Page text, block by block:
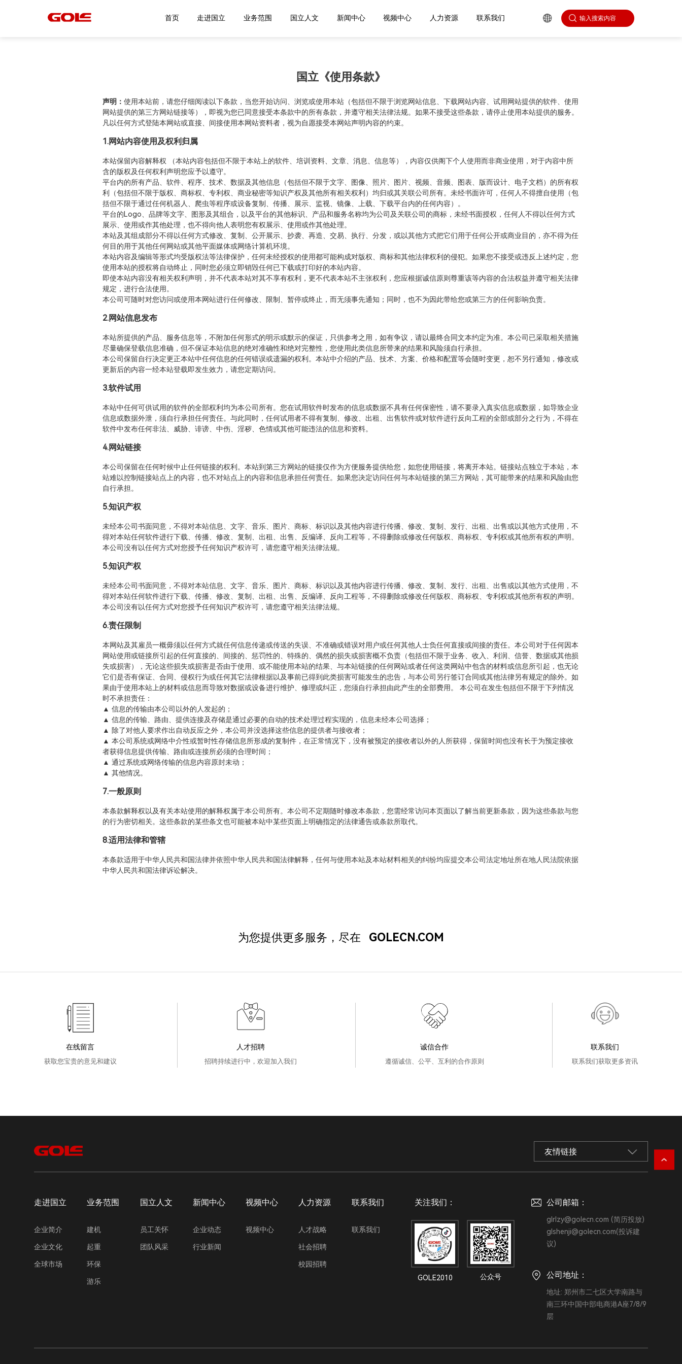
首页 走进国立 业务范围 国立人文 新闻中心 视频中心 人力资源 联系我们
国立《使用条款》
声明： 使用本站前，请您仔细阅读以下条款，当您开始访问、浏览或使用本站（包括但不限于浏览网站信息、下载网站内容、试用网站提供的软件、使用
网站提供的第三方网站链接等），即视为您已同意接受本条款中的所有条款，并遵守相关法律法规。如果不接受这些条款，请停止使用本站提供的服务。
凡以任何方式登陆本网站或直接、间接使用本网站资料者，视为自愿接受本网站声明内容的约束。
1.网站内容使用及权利归属
本站保留内容解释权 （本站内容包括但不限于本站上的软件、培训资料、文章、消息、信息等），内容仅供阁下个人使用而非商业使用，对于内容中所
含的版权及任何权利声明您应予以遵守。
平台内的所有产品、软件、程序、技术、数据及其他信息（包括但不限于文字、图像、照片、图片、视频、音频、图表、版而设计、电子文档）的所有权
利（包括但不限于版权、商标权、专利权、商业秘密等知识产权及其他所有相关权利）均归或其关联公司所有。未经书面许可，任何人不得擅自使用（包
括但不限于通过任何机器人、爬虫等程序或设备复制、传播、展示、监视、镜像、上载、下载平台内的任何内容）。
平台的Logo、品牌等文字、图形及其组合，以及平台的其他标识、产品和服务名称均为公司及关联公司的商标，未经书面授权，任何人不得以任何方式
展示、使用或作其他处理，也不得向他人表明您有权展示、使用或作其他处理。
本站及其组成部分不得以任何方式修改、复制、公开展示、抄袭、再造、交易、执行、分发，或以其他方式把它们用于任何公开或商业目的，亦不得为任
何目的用于其他任何网站或其他平面媒体或网络计算机环境。
本站内容及编辑等形式均受版权法等法律保护，任何未经授权的使用都可能构成对版权、商标和其他法律权利的侵犯。如果您不接受或违反上述约定，您
使用本站的授权将自动终止，同时您必须立即销毁任何已下载或打印好的本站内容。
即使本站内容没有相关权利声明，并不代表本站对其不享有权利，更不代表本站不主张权利，您应根据诚信原则尊重该等内容的合法权益并遵守相关法律
规定，进行合法使用。
本公司可随时对您访问或使用本网站进行任何修改、限制、暂停或终止，而无须事先通知；同时，也不为因此带给您或第三方的任何影响负责。
2.网站信息发布
本站所提供的产品、服务信息等，不附加任何形式的明示或默示的保证，只供参考之用，如有争议，请以最终合同文本约定为准。本公司已采取相关措施
尽量确保登载信息准确，但不保证本站信息的绝对准确性和绝对完整性，您使用此类信息所带来的结果和风险须自行承担。
本公司保留自行决定更正本站中任何信息的任何错误或遗漏的权利。本站中介绍的产品、技术、方案、价格和配置等会随时变更，恕不另行通知，修改或
更新后的内容一经本站登载即发生效力，请您定期访问。
3.软件试用
本站中任何可供试用的软件的全部权利均为本公司所有。您在试用软件时发布的信息或数据不具有任何保密性，请不要录入真实信息或数据，如导致企业
信息或数据外泄，须自行承担任何责任。与此同时，任何试用者不得有复制、修改、出租、出售软件或对软件进行反向工程的全部或部分之行为，不得在
软件中发布任何非法、威胁、诽谤、中伤、淫秽、色情或其他可能违法的信息和资料。
4.网站链接
本公司保留在任何时候中止任何链接的权利。本站到第三方网站的链接仅作为方便服务提供给您，如您使用链接，将离开本站。链接站点独立于本站，本
站难以控制链接站点上的内容，也不对站点上的内容和信息承担任何责任。如果您决定访问任何与本站链接的第三方网站，其可能带来的结果和风险由您
自行承担。
5.知识产权
未经本公司书面同意，不得对本站信息、文字、音乐、图片、商标、标识以及其他内容进行传播、修改、复制、发行、出租、出售或以其他方式使用，不
得对本站任何软件进行下载、传播、修改、复制、出租、出售、反编译、反向工程等，不得删除或修改任何版权、商标权、专利权或其他所有权的声明。
本公司没有以任何方式对您授予任何知识产权许可，请您遵守相关法律法规。
5.知识产权
未经本公司书面同意，不得对本站信息、文字、音乐、图片、商标、标识以及其他内容进行传播、修改、复制、发行、出租、出售或以其他方式使用，不
得对本站任何软件进行下载、传播、修改、复制、出租、出售、反编译、反向工程等，不得删除或修改任何版权、商标权、专利权或其他所有权的声明。
本公司没有以任何方式对您授予任何知识产权许可，请您遵守相关法律法规。
6.责任限制
本网站及其雇员一概毋须以任何方式就任何信息传递或传送的失误、不准确或错误对用户或任何其他人士负任何直接或间接的责任。本公司对于任何因本
网站使用或链接所引起的任何直接的、间接的、惩罚性的、特殊的、偶然的损失或损害概不负责（包括但不限于业务、收入、利润、信誉、数据或其他损
失或损害），无论这些损失或损害是否由于使用、或不能使用本站的结果、与本站链接的任何网站或者任何这类网站中包含的材料或信息所引起，也无论
它们是否有保证、合同、侵权行为或任何其它法律根据以及事前已得到此类损害可能发生的忠告，与本公司另行签订合同或其他法律另有规定的除外。如
果由于使用本站上的材料或信息而导致对数据或设备进行维护、修理或纠正，您须自行承担由此产生的全部费用。 本公司在发生包括但不限于下列情况
时不承担责任：
▲ 信息的传输由本公司以外的人发起的；
▲ 信息的传输、路由、提供连接及存储是通过必要的自动的技术处理过程实现的，信息未经本公司选择；
▲ 除了对他人要求作出自动反应之外，本公司并没选择这些信息的提供者与接收者；
▲ 本公司系统或网络中介性或暂时性存储信息所形成的复制件，在正常情况下，没有被预定的接收者以外的人所获得，保留时间也没有长于为预定接收
者获得信息提供传输、路由或连接所必须的合理时间；
▲ 通过系统或网络传输的信息内容原封未动；
▲ 其他情况。
7.一般原则
本条款解释权以及有关本站使用的解释权属于本公司所有。本公司不定期随时修改本条款，您需经常访问本页面以了解当前更新条款，因为这些条款与您
的行为密切相关。这些条款的某些条文也可能被本站中某些页面上明确指定的法律通告或条款所取代。
8.适用法律和管辖
本条款适用于中华人民共和国法律并依照中华人民共和国法律解释，任何与使用本站及本站材料相关的纠纷均应提交本公司法定地址所在地人民法院依据
中华人民共和国法律诉讼解决。
为您提供更多服务，尽在 GOLECN.COM
在线留言
获取您宝贵的意见和建议
人才招聘
招聘持续进行中，欢迎加入我们
诚信合作
遵循诚信、公平、互利的合作原则
联系我们
联系我们获取更多资讯
友情链接
走进国立
企业简介
企业文化
全球市场
业务范围
建机
起重
环保
游乐
国立人文
员工关怀
团队风采
新闻中心
企业动态
行业新闻
视频中心
视频中心
人力资源
人才战略
社会招聘
校园招聘
联系我们
联系我们
关注我们： 公司邮箱：
glrlzy@golecn.com (简历投放)
glshenji@golecn.com(投诉建
议)
公司地址：
地址: 郑州市二七区大学南路与
南三环中国中部电商港A座7/8/9
层